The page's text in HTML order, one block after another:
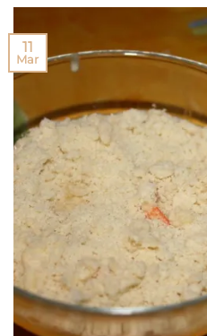
11
Mar